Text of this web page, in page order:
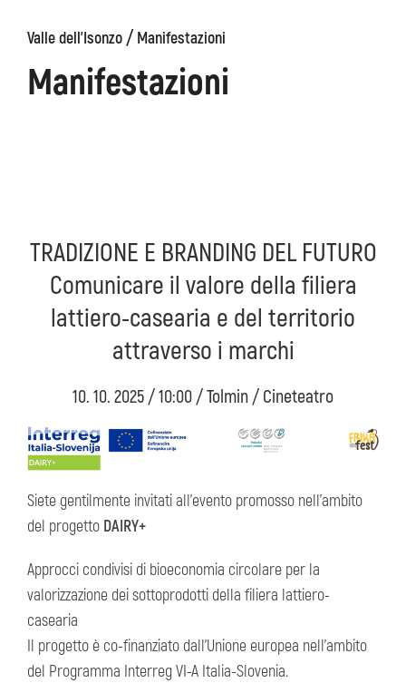
Valle dell'Isonzo/Manifestazioni
Manifestazioni
Kanin
Sentieri
TRADIZIONE E BRANDING DEL FUTURO
Comunicare il valore della filiera
lattiero-casearia e del territorio
attraverso i marchi
10. 10. 2025 / 10:00 / Tolmin / Cineteatro
Siete gentilmente invitati all’evento promosso nell’ambito
del progetto DAIRY+
Approcci condivisi di bioeconomia circolare per la
valorizzazione dei sottoprodotti della filiera lattiero-
casearia
Il progetto è co-finanziato dall’Unione europea nell’ambito
del Programma Interreg VI-A Italia-Slovenia.